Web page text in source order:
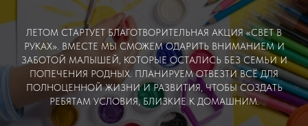
ЛЕТОМ СТАРТУЕТ БЛАГОТВОРИТЕЛЬНАЯ АКЦИЯ «СВЕТ В
РУКАХ». ВМЕСТЕ МЫ СМОЖЕМ ОДАРИТЬ ВНИМАНИЕМ И
ЗАБОТОЙ МАЛЫШЕЙ, КОТОРЫЕ ОСТАЛИСЬ БЕЗ СЕМЬИ И
ПОПЕЧЕНИЯ РОДНЫХ. ПЛАНИРУЕМ ОТВЕЗТИ ВСЁ ДЛЯ
ПОЛНОЦЕННОЙ ЖИЗНИ И РАЗВИТИЯ, ЧТОБЫ СОЗДАТЬ
РЕБЯТАМ УСЛОВИЯ, БЛИЗКИЕ К ДОМАШНИМ.